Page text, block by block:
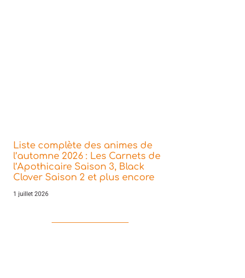
Liste complète des animes de
l’automne 2026 : Les Carnets de
l’Apothicaire Saison 3, Black
Clover Saison 2 et plus encore
1 juillet 2026